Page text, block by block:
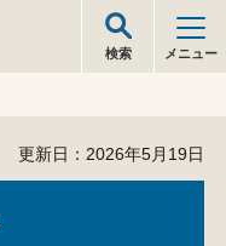
検索 メニュー
更新日：2026年5月19日